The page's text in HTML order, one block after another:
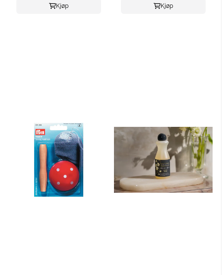
Kjøp Kjøp